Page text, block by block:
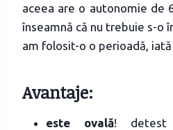
aceea are o autonomie de
înseamnă că nu trebuie s-o
am folosit-o o perioadă,
Avantaje:
este ovală! detest